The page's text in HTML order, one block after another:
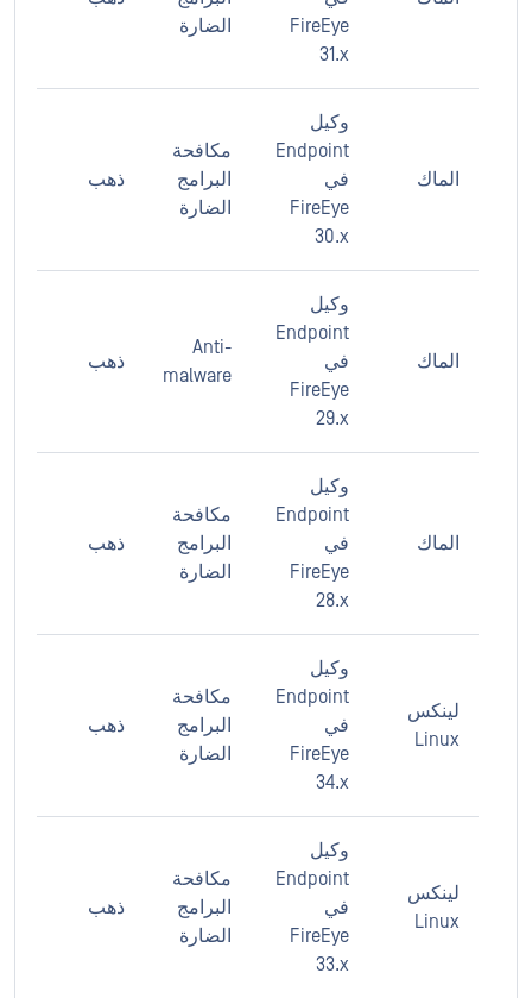
FireEye
31.x
الضارة
الماك
وكيل
Endpoint
في
FireEye
30.x
مكافحة
البرامج
الضارة
ذهب
الماك
وكيل
Endpoint
في
FireEye
29.x
Anti-
malware
ذهب
الماك
وكيل
Endpoint
في
FireEye
28.x
مكافحة
البرامج
الضارة
ذهب
لينكس
Linux
وكيل
Endpoint
في
FireEye
34.x
مكافحة
البرامج
الضارة
ذهب
لينكس
Linux
وكيل
Endpoint
في
FireEye
33.x
مكافحة
البرامج
الضارة
ذهب